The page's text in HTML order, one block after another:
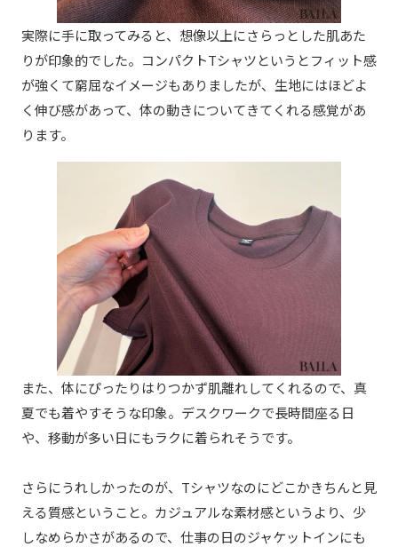
実際に手に取ってみると、想像以上にさらっとした肌あた
りが印象的でした。コンパクトTシャツというとフィット感
が強くて窮屈なイメージもありましたが、生地にはほどよ
く伸び感があって、体の動きについてきてくれる感覚があ
ります。
また、体にぴったりはりつかず肌離れしてくれるので、真
夏でも着やすそうな印象。デスクワークで長時間座る日
や、移動が多い日にもラクに着られそうです。
さらにうれしかったのが、Tシャツなのにどこかきちんと見
える質感ということ。カジュアルな素材感というより、少
しなめらかさがあるので、仕事の日のジャケットインにも